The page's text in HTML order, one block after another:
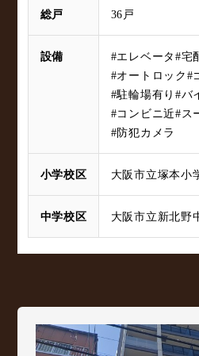
総戸 36戸
設備 #エレベータ#宅
#オートロック#
#駐輪場有り#バ
#コンビニ近#ス
#防犯カメラ
小学校区 大阪市立塚本小
中学校区 大阪市立新北野